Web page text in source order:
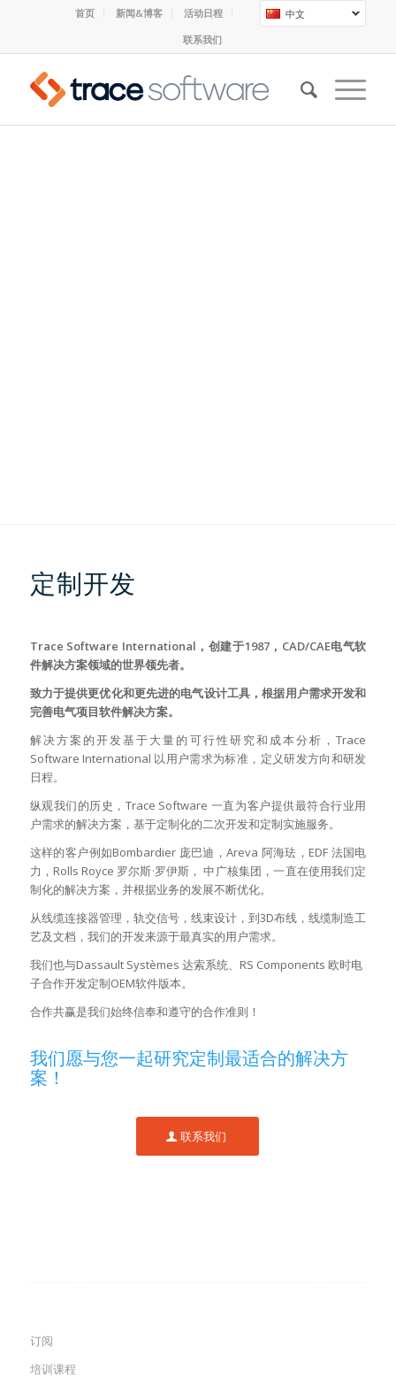
中文
首页 新闻&博客
活动日程
联系我们
定制开发
Trace Software International，创建于1987，CAD/CAE电气软
件解决方案领域的世界领先者。
致力于提供更优化和更先进的电气设计工具，根据用户需求开发和
完善电气项目软件解决方案。
解决方案的开发基于大量的可行性研究和成本分析，Trace
Software International 以用户需求为标准，定义研发方向和研发
日程。
纵观我们的历史，Trace Software 一直为客户提供最符合行业用
户需求的解决方案，基于定制化的二次开发和定制实施服务。
这样的客户例如Bombardier 庞巴迪，Areva 阿海珐，EDF 法国电
力，Rolls Royce 罗尔斯·罗伊斯， 中广核集团，一直在使用我们定
制化的解决方案，并根据业务的发展不断优化。
从线缆连接器管理，轨交信号，线束设计，到3D布线，线缆制造工
艺及文档，我们的开发来源于最真实的用户需求。
我们也与Dassault Systèmes 达索系统、RS Components 欧时电
子合作开发定制OEM软件版本。
合作共赢是我们始终信奉和遵守的合作准则！
我们愿与您一起研究定制最适合的解决方
案！
联系我们
订阅
培训课程